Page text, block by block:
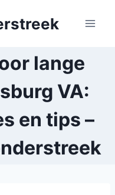
lange
VA:
en tips –